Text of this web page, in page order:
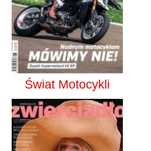
Świat Motocykli